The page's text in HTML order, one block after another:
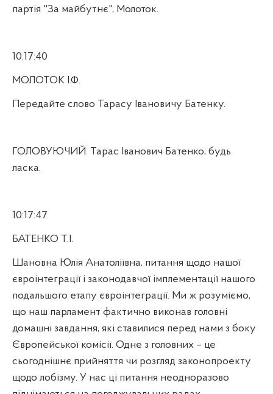
партія "За майбутнє", Молоток.
10:17:40
МОЛОТОК І.Ф.
Передайте слово Тарасу Івановичу Батенку.
ГОЛОВУЮЧИЙ. Тарас Іванович Батенко, будь
ласка.
10:17:47
БАТЕНКО Т.І.
Шановна Юлія Анатоліївна, питання щодо нашої
євроінтеграції і законодавчої імплементації нашого
подальшого етапу євроінтеграції. Ми ж розуміємо,
що наш парламент фактично виконав головні
домашні завдання, які ставилися перед нами з боку
Європейської комісії. Одне з головних – це
сьогоднішнє прийняття чи розгляд законопроекту
щодо лобізму. У нас ці питання неодноразово